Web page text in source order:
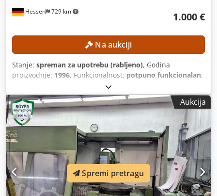
Hessen 729 km 1.000 €
Na aukciji
Stanje: spreman za upotrebu (rabljeno), Godina
proizvodnje: 1996, Funkcionalnost: potpuno funkcionalan,
400 mm
pomak osi Z:400 mm, širina stola:300 mm, duljina stola:
450 mm, Bez minimalne cijene – zajamčena prodaja po
najvišoj ponudi! TEHNIČKE SPECIFIKACIJE Djdpfx Afezpwx
Hj Sowa Hod po osi X: 400 mm Hod po osi Y: 400 mm Hod
po osi Z: 400 mm Površina radne ploče: 300 x 450 mm Broj
Aukcija
Spremi pretragu